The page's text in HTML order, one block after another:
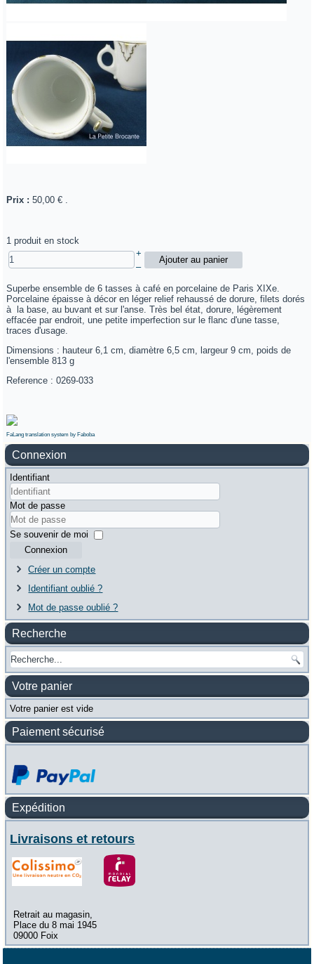
Prix : 50,00 € .
1 produit en stock
+
–
Superbe ensemble de 6 tasses à café en porcelaine de Paris XIXe.
Porcelaine épaisse à décor en léger relief rehaussé de dorure, filets dorés
à la base, au buvant et sur l'anse. Très bel état, dorure, légèrement
effacée par endroit, une petite imperfection sur le flanc d'une tasse,
traces d'usage.
Dimensions : hauteur 6,1 cm, diamètre 6,5 cm, largeur 9 cm, poids de
l'ensemble 813 g
Reference : 0269-033
FaLang translation system by Faboba
Connexion
Identifiant
Mot de passe
Se souvenir de moi
Connexion
Créer un compte
Identifiant oublié ?
Mot de passe oublié ?
Recherche
Votre panier
Votre panier est vide
Paiement sécurisé
Expédition
Livraisons et retours
Retrait au magasin,
Place du 8 mai 1945
09000 Foix